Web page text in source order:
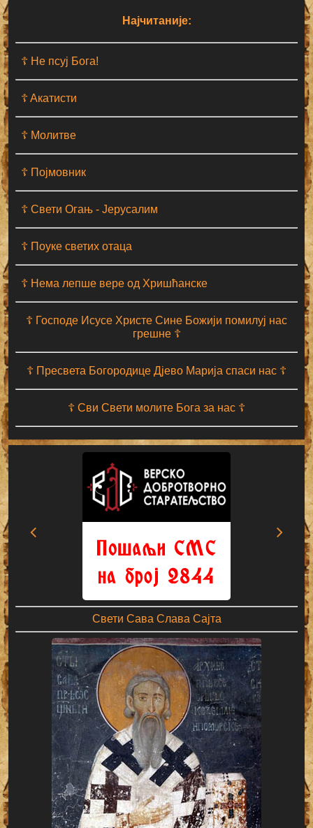
Најчитаније:
☦ Не псуј Бога!
☦ Aкатисти
☦ Молитве
☦ Појмовник
☦ Свети Огањ - Јерусалим
☦ Поуке светих отаца
☦ Нема лепше вере од Хришћанске
☦ Господе Исусе Христе Сине Божији помилуј нас
грешне ☦
☦ Пресвета Богородице Дјево Марија спаси нас ☦
☦ Сви Свети молите Бога за нас ☦
Свети Сава Слава Сајта